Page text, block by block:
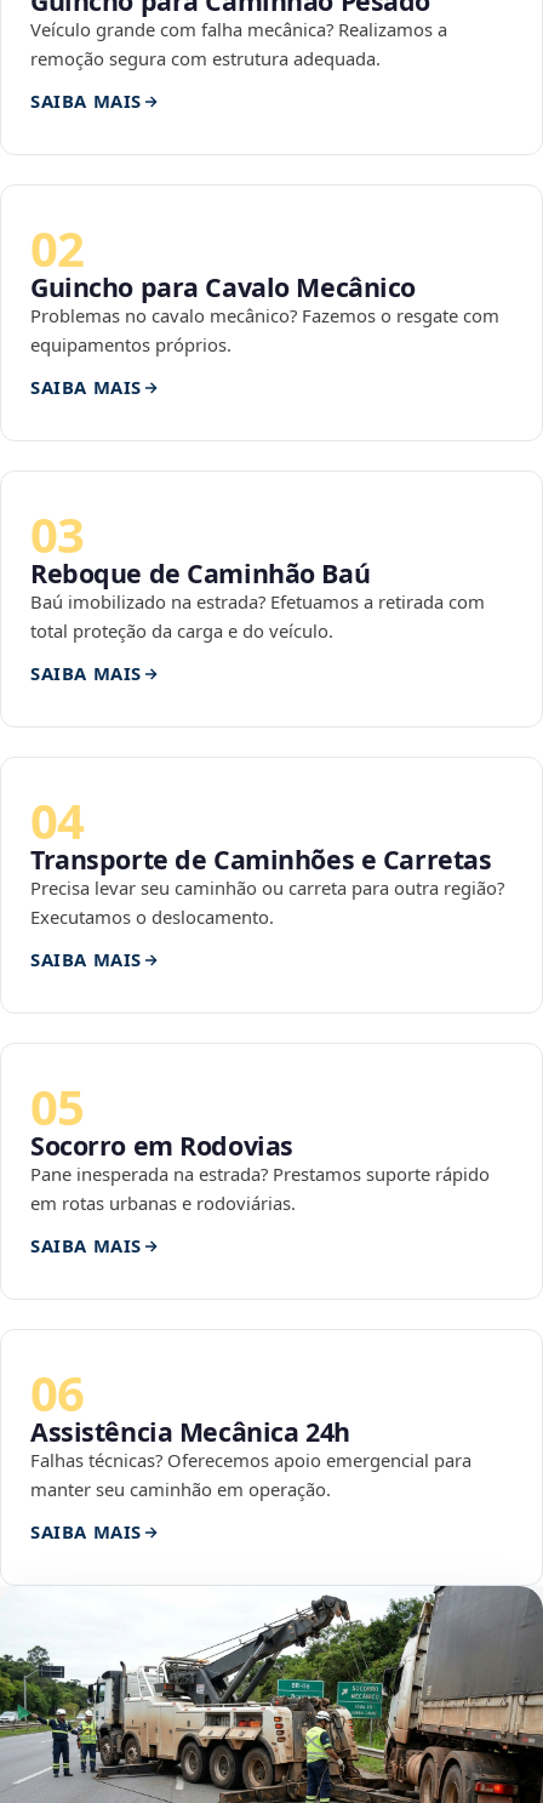
Veículo grande com falha mecânica? Realizamos a
remoção segura com estrutura adequada.
SAIBA MAIS
02
Guincho para Cavalo Mecânico
Problemas no cavalo mecânico? Fazemos o resgate com
equipamentos próprios.
SAIBA MAIS
03
Reboque de Caminhão Baú
Baú imobilizado na estrada? Efetuamos a retirada com
total proteção da carga e do veículo.
SAIBA MAIS
04
Transporte de Caminhões e Carretas
Precisa levar seu caminhão ou carreta para outra região?
Executamos o deslocamento.
SAIBA MAIS
05
Socorro em Rodovias
Pane inesperada na estrada? Prestamos suporte rápido
em rotas urbanas e rodoviárias.
SAIBA MAIS
06
Assistência Mecânica 24h
Falhas técnicas? Oferecemos apoio emergencial para
manter seu caminhão em operação.
SAIBA MAIS